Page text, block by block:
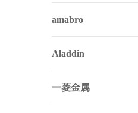
amabro
Aladdin
一菱金属